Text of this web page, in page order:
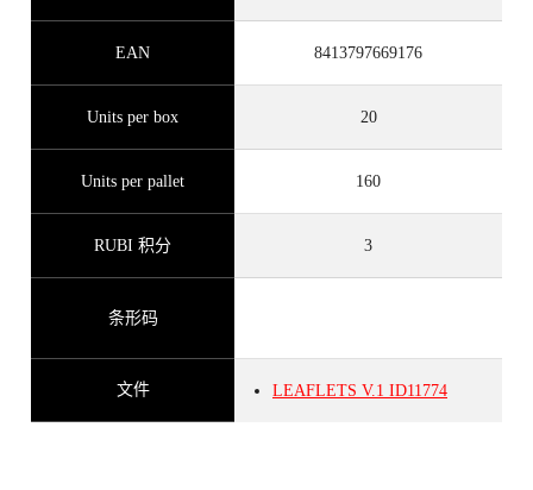
EAN 8413797669176
Units per box 20
Units per pallet 160
RUBI 积分 3
条形码
文件 LEAFLETS V.1 ID11774